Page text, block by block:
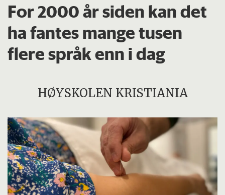
For 2000 år siden kan det
ha fantes mange tusen
flere språk enn i dag
HØYSKOLEN KRISTIANIA